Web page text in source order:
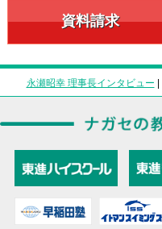
資料請求
永瀬昭幸 理事長インタビュー |